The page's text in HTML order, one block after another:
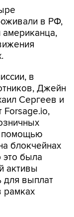
в РФ,
американца,
в
Джейн
Сергеев и
Forsage.io,
помощью
блокчейнах
это была
активы
для выплат
рамках